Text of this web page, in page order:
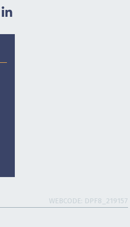
WEBCODE DPF8_219157